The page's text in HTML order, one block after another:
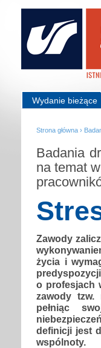
Wydanie bieżące
Strona główna ›
Badania
na temat
Zawody
życia i
o profesjach
zawody tzw.
pełniąc
definicji jest
wspólnoty.